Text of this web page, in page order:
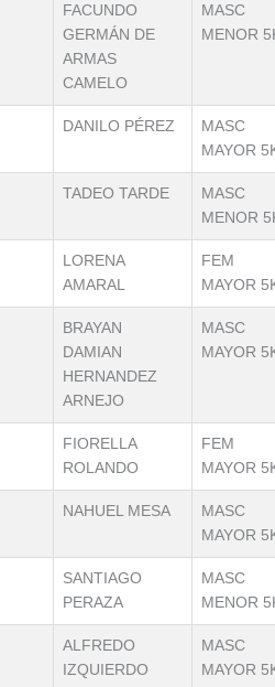
FACUNDO
GERMÁN DE
ARMAS
CAMELO
MASC
MENOR
DANILO PÉREZ
MASC
MAYOR
TADEO TARDE
MASC
MENOR
LORENA
AMARAL
FEM
MAYOR
BRAYAN
DAMIAN
HERNANDEZ
ARNEJO
MASC
MAYOR
FIORELLA
ROLANDO
FEM
MAYOR
NAHUEL MESA
MASC
MAYOR
SANTIAGO
PERAZA
MASC
MENOR
ALFREDO
IZQUIERDO
MASC
MAYOR